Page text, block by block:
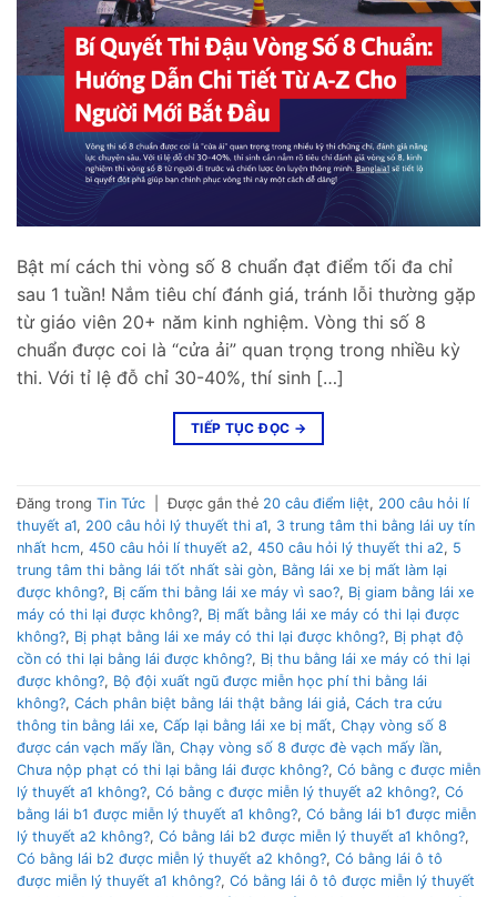
Bật mí cách thi vòng số 8 chuẩn đạt điểm tối đa chỉ
sau 1 tuần! Nắm tiêu chí đánh giá, tránh lỗi thường gặp
từ giáo viên 20+ năm kinh nghiệm. Vòng thi số 8
chuẩn được coi là “cửa ải” quan trọng trong nhiều kỳ
thi. Với tỉ lệ đỗ chỉ 30-40%, thí sinh […]
TIẾP TỤC ĐỌC →
Đăng trong Tin Tức Được gắn thẻ 20 câu điểm liệt, 200 câu hỏi lí
thuyết a1, 200 câu hỏi lý thuyết thi a1, 3 trung tâm thi bằng lái uy tín
nhất hcm, 450 câu hỏi lí thuyết a2, 450 câu hỏi lý thuyết thi a2, 5
trung tâm thi bằng lái tốt nhất sài gòn, Bằng lái xe bị mất làm lại
được không?, Bị cấm thi bằng lái xe máy vì sao?, Bị giam bằng lái xe
máy có thi lại được không?, Bị mất bằng lái xe máy có thi lại được
không?, Bị phạt bằng lái xe máy có thi lại được không?, Bị phạt độ
cồn có thi lại bằng lái được không?, Bị thu bằng lái xe máy có thi lại
được không?, Bộ đội xuất ngũ được miễn học phí thi bằng lái
không?, Cách phân biệt bằng lái thật bằng lái giả, Cách tra cứu
thông tin bằng lái xe, Cấp lại bằng lái xe bị mất, Chạy vòng số 8
được cán vạch mấy lần, Chạy vòng số 8 được đè vạch mấy lần,
Chưa nộp phạt có thi lại bằng lái được không?, Có bằng c được miễn
lý thuyết a1 không?, Có bằng c được miễn lý thuyết a2 không?, Có
bằng lái b1 được miễn lý thuyết a1 không?, Có bằng lái b1 được miễn
lý thuyết a2 không?, Có bằng lái b2 được miễn lý thuyết a1 không?,
Có bằng lái b2 được miễn lý thuyết a2 không?, Có bằng lái ô tô
được miễn lý thuyết a1 không?, Có bằng lái ô tô được miễn lý thuyết